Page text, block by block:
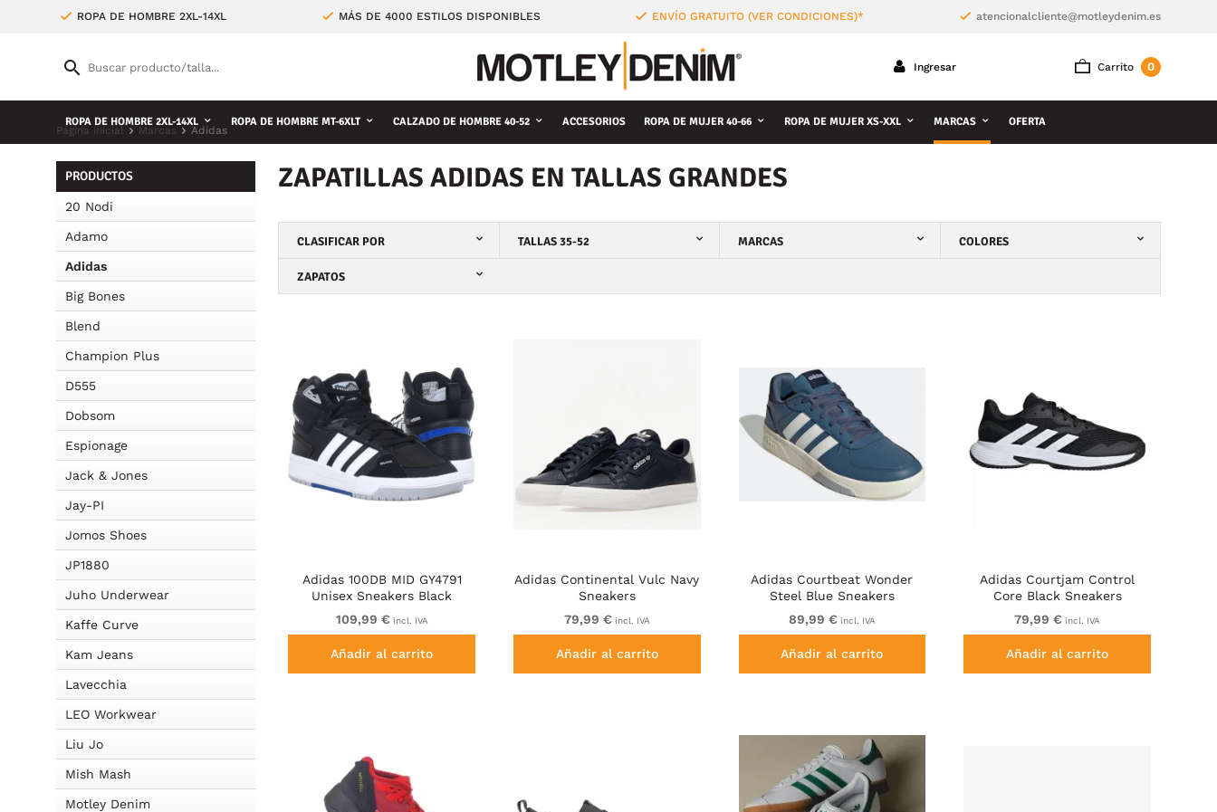
ROPA DE HOMBRE 2XL-14XL MÁS DE 4000 ESTILOS DISPONIBLES ENVÍO GRATUITO (VER CONDICIONES)* atencionalcliente@motleydenim.es
Carrito 0
Ingresar
ROPA DE HOMBRE 2XL-14XL ROPA DE HOMBRE MT-6XLT CALZADO DE HOMBRE 40-52 ACCESORIOS ROPA DE MUJER 40-66 ROPA DE MUJER XS-XXL MARCAS OFERTA
Página inicial Marcas Adidas
PRODUCTOS
20 Nodi
Adamo
Adidas
Big Bones
Blend
Champion Plus
D555
Dobsom
Espionage
Jack & Jones
Jay-PI
Jomos Shoes
JP1880
Juho Underwear
Kaffe Curve
Kam Jeans
Lavecchia
LEO Workwear
Liu Jo
Mish Mash
Motley Denim
ZAPATILLAS ADIDAS EN TALLAS GRANDES
CLASIFICAR POR TALLAS 35-52 MARCAS COLORES
ZAPATOS
Adidas 100DB MID GY4791
Unisex Sneakers Black
109,99 € incl. IVA
Añadir al carrito
Adidas Continental Vulc Navy
Sneakers
79,99 € incl. IVA
Añadir al carrito
Adidas Courtbeat Wonder
Steel Blue Sneakers
89,99 € incl. IVA
Añadir al carrito
Adidas Courtjam Control
Core Black Sneakers
79,99 € incl. IVA
Añadir al carrito